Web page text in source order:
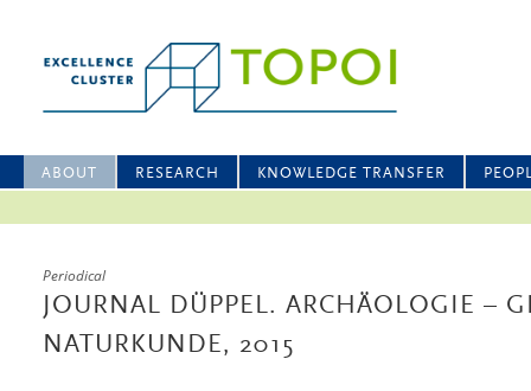
ABOUT RESEARCH KNOWLEDGE TRANSFER
Periodical
JOURNAL DÜPPEL. ARCHÄOLOGIE –
NATURKUNDE, 2015